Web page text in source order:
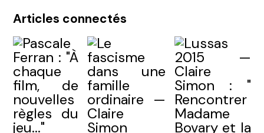
Articles connectés